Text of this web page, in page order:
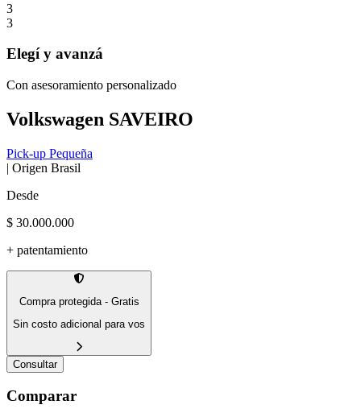
3
3
Elegí y avanzá
Con asesoramiento personalizado
Volkswagen SAVEIRO
Pick-up Pequeña
| Origen Brasil
Desde
$ 30.000.000
+ patentamiento
Compra protegida - Gratis
Sin costo adicional para vos
Consultar
Comparar